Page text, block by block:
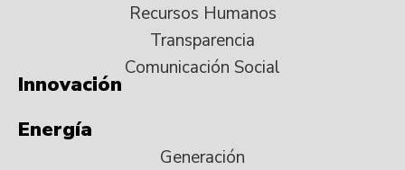
Recursos Humanos
Transparencia
Comunicación Social
Innovación
Energía
Generación